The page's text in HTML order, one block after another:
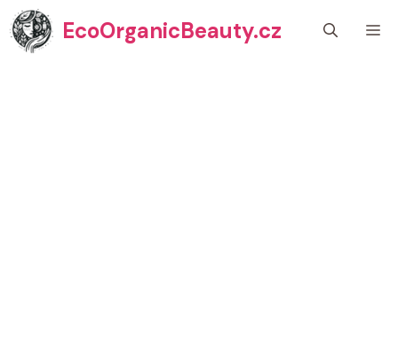
Přeskočit
na
obsah
EcoOrganicBeauty.cz